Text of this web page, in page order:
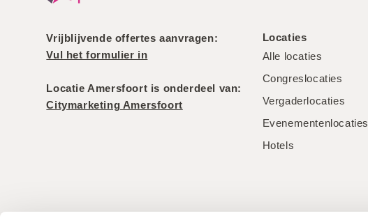
Vrijblijvende offertes aanvragen:
Vul het formulier in
Locatie Amersfoort is onderdeel van:
Citymarketing Amersfoort
Locaties
Alle locaties
Congreslocaties
Vergaderlocaties
Evenementenlocaties
Hotels